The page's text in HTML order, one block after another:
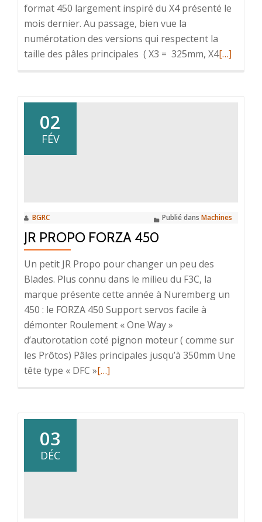
format 450 largement inspiré du X4 présenté le
mois dernier. Au passage, bien vue la
numérotation des versions qui respectent la
taille des pâles principales ( X3 = 325mm, X4En
[…]
02
FÉV
BGRC Publié dans Machines
JR PROPO FORZA 450
Un petit JR Propo pour changer un peu des
Blades. Plus connu dans le milieu du F3C, la
marque présente cette année à Nuremberg un
450 : le FORZA 450 Support servos facile à
démonter Roulement « One Way »
d’autorotation coté pignon moteur ( comme sur
les Prôtos) Pâles principales jusqu’à 350mm Une
tête type « DFC »En
[…]
03
DÉC